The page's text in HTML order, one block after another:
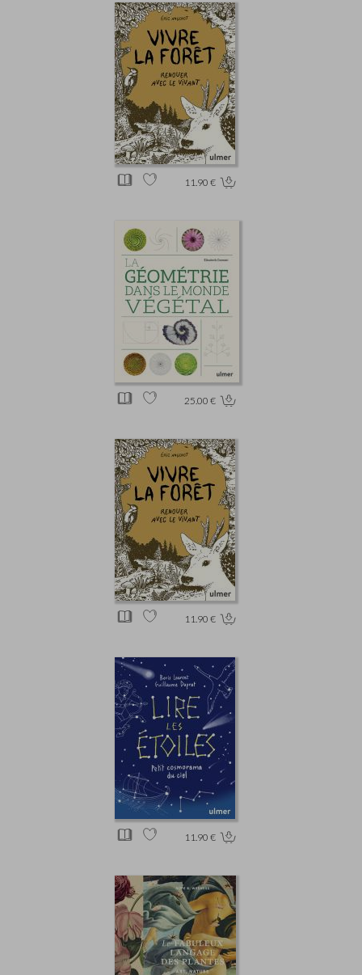
11.90 €
25.00 €
11.90 €
11.90 €